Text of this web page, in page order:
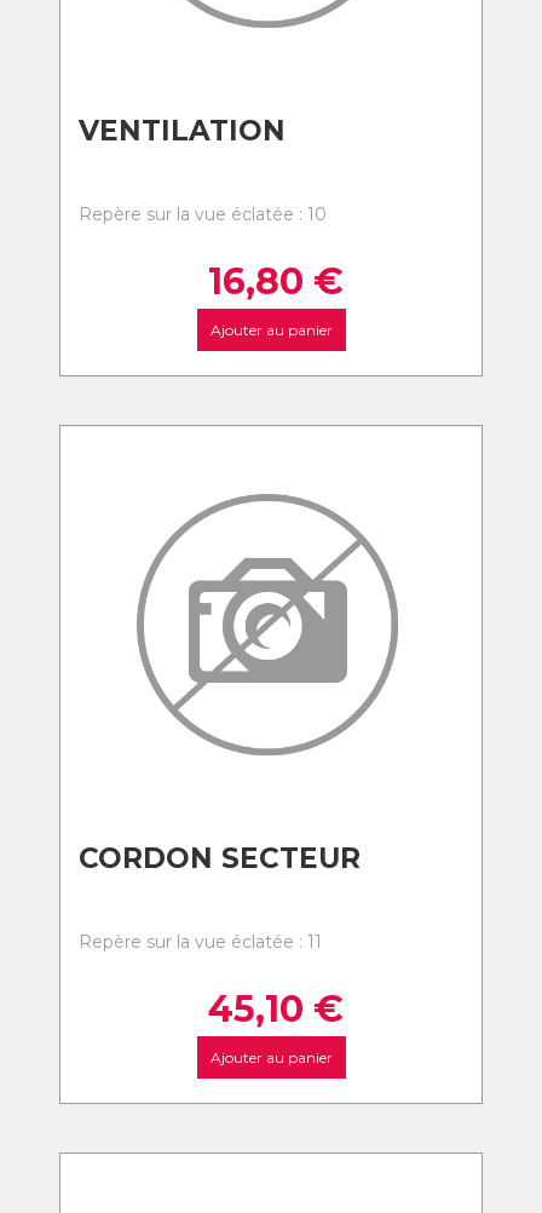
VENTILATION
Repère sur la vue éclatée : 10
16,80 €
Ajouter au panier
CORDON SECTEUR
Repère sur la vue éclatée : 11
45,10 €
Ajouter au panier